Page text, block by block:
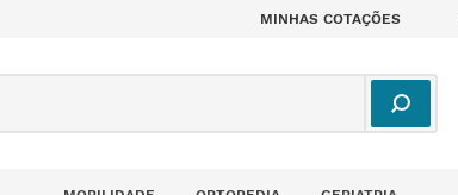
MINHAS COTAÇÕES